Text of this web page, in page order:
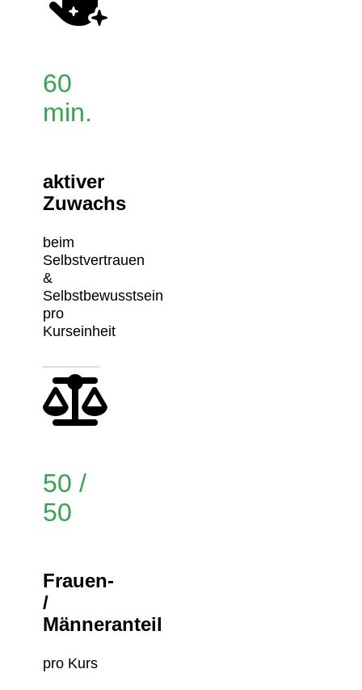
60
min.
aktiver
Zuwachs
beim
Selbstvertrauen
&
Selbstbewusstsein
pro
Kurseinheit
50 /
50
Frauen-
/
Männeranteil
pro Kurs